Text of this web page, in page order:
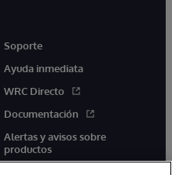
Soporte
Ayuda inmediata
WRC Directo
Documentación
Alertas y avisos sobre
productos